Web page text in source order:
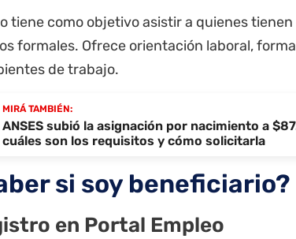
tiene como objetivo asistir a quienes
formales. Ofrece orientación laboral,
de trabajo.
MIRÁ TAMBIÉN:
ANSES subió la asignación por nacimiento a
cuáles son los requisitos y cómo solicitarla
si soy beneficiario?
en Portal Empleo